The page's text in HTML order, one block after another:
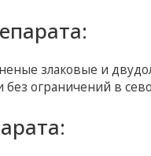
злаковые и
без ограничений в